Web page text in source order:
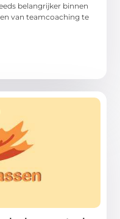
belangrijker binnen
van teamcoaching te